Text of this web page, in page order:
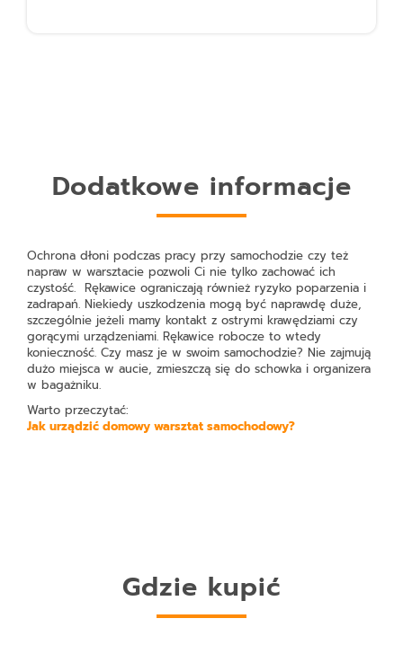
Dodatkowe informacje
Ochrona dłoni podczas pracy przy samochodzie czy też
napraw w warsztacie pozwoli Ci nie tylko zachować ich
czystość. Rękawice ograniczają również ryzyko poparzenia i
zadrapań. Niekiedy uszkodzenia mogą być naprawdę duże,
szczególnie jeżeli mamy kontakt z ostrymi krawędziami czy
gorącymi urządzeniami. Rękawice robocze to wtedy
konieczność. Czy masz je w swoim samochodzie? Nie zajmują
dużo miejsca w aucie, zmieszczą się do schowka i organizera
w bagażniku.
Warto przeczytać:
Jak urządzić domowy warsztat samochodowy?
Gdzie kupić